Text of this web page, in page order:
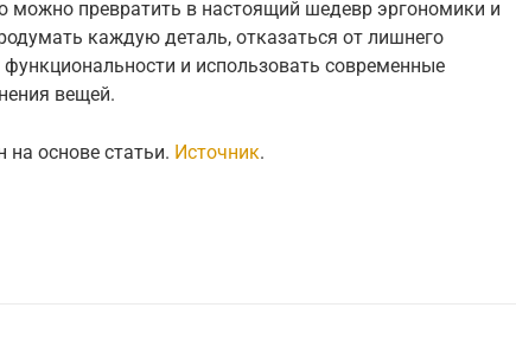
превратить в настоящий шедевр эргономики и
каждую деталь, отказаться от лишнего
и использовать современные
вещей.
основе статьи. Источник.